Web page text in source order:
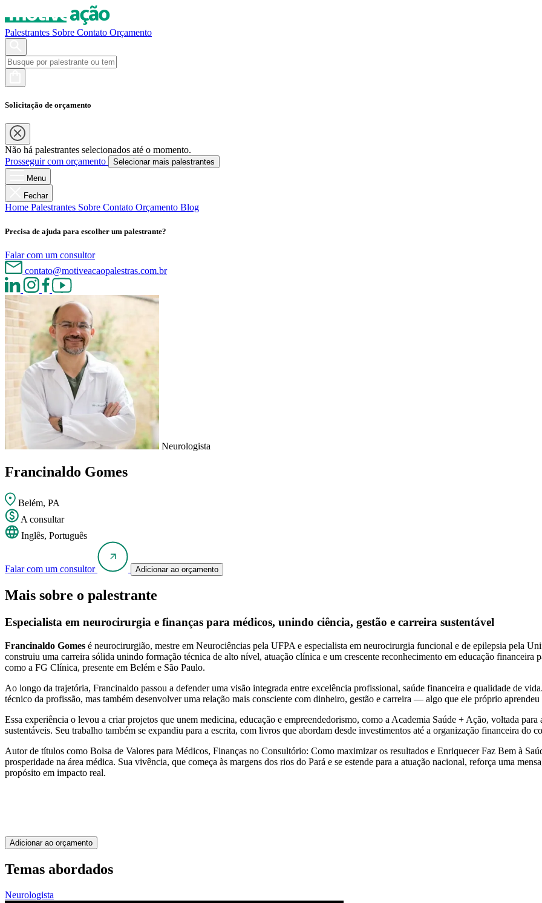
Palestrantes Sobre Contato Orçamento
Solicitação de orçamento
Não há palestrantes selecionados até o momento.
Prosseguir com orçamento
Selecionar mais palestrantes
Menu
Fechar
Home Palestrantes Sobre Contato Orçamento Blog
Precisa de ajuda para escolher um palestrante?
Falar com um consultor
contato@motiveacaopalestras.com.br
Neurologista
Francinaldo Gomes
Belém, PA
A consultar
Inglês, Português
Falar com um consultor Adicionar ao orçamento
Mais sobre o palestrante
Especialista em neurocirurgia e finanças para médicos, unindo ciência, gestão e carreira sustentável
Francinaldo Gomes é neurocirurgião, mestre em Neurociências pela UFPA e especialista em neurocirurgia funcional e de epilepsia pela
construiu uma carreira sólida unindo formação técnica de alto nível, atuação clínica e um crescente reconhecimento em educação financeira
como a FG Clínica, presente em Belém e São Paulo.
Ao longo da trajetória, Francinaldo passou a defender uma visão integrada entre excelência profissional, saúde financeira e qualidade de
técnico da profissão, mas também desenvolver uma relação mais consciente com dinheiro, gestão e carreira — algo que ele próprio
Essa experiência o levou a criar projetos que unem medicina, educação e empreendedorismo, como a Academia Saúde + Ação, voltada
sustentáveis. Seu trabalho também se expandiu para a escrita, com livros que abordam desde investimentos até a organização financeira do
Autor de títulos como Bolsa de Valores para Médicos, Finanças no Consultório: Como maximizar os resultados e Enriquecer Faz Bem à
prosperidade na área médica. Sua vivência, que começa às margens dos rios do Pará e se estende para a atuação nacional, reforça uma
propósito em impacto real.
Adicionar ao orçamento
Temas abordados
Neurologista